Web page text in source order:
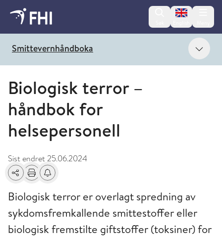
Change
Smittevernhåndboka Vis
Biologisk terror –
håndbok for
helsepersonell
Sist endret25.06.2024
Del Skriv utFå varsel om endringer
Biologisk terror er overlagt spredning av
sykdomsfremkallende smittestoffer eller
biologisk fremstilte giftstoffer (toksiner) for